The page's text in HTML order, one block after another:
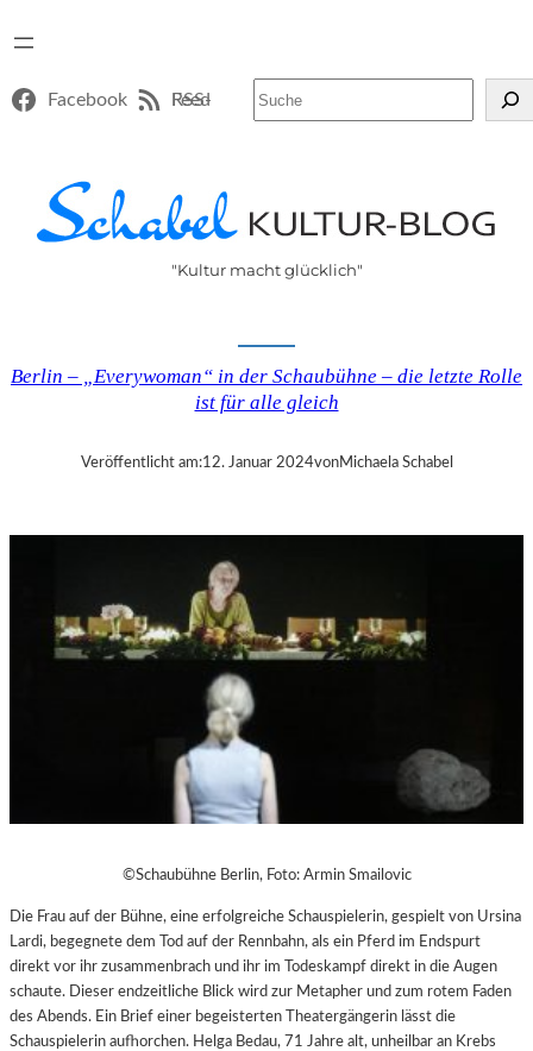
Facebook RSS-Feed
"Kultur macht glücklich"
Berlin – „Everywoman“ in der Schaubühne – die letzte Rolle
ist für alle gleich
Veröffentlicht am:12. Januar 2024vonMichaela Schabel
©Schaubühne Berlin, Foto: Armin Smailovic
Die Frau auf der Bühne, eine erfolgreiche Schauspielerin, gespielt von Ursina
Lardi, begegnete dem Tod auf der Rennbahn, als ein Pferd im Endspurt
direkt vor ihr zusammenbrach und ihr im Todeskampf direkt in die Augen
schaute. Dieser endzeitliche Blick wird zur Metapher und zum rotem Faden
des Abends. Ein Brief einer begeisterten Theatergängerin lässt die
Schauspielerin aufhorchen. Helga Bedau, 71 Jahre alt, unheilbar an Krebs